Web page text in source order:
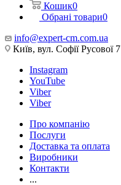
Кошик0
Обрані товари0
info@expert-cm.com.ua
Київ, вул. Софії Русової 7
Instagram
YouTube
Viber
Viber
Про компанію
Послуги
Доставка та оплата
Виробники
Контакти
...